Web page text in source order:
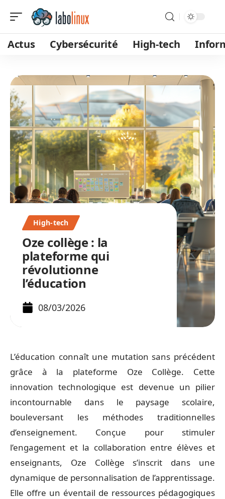
Actus Cybersécurité High-tech
High-tech
Oze collège : la
plateforme qui
révolutionne
l’éducation
08/03/2026
L’éducation connaît une mutation sans précédent
grâce à la plateforme Oze Collège. Cette
innovation technologique est devenue un pilier
incontournable dans le paysage scolaire,
bouleversant les méthodes traditionnelles
d’enseignement. Conçue pour stimuler
l’engagement et la collaboration entre élèves et
enseignants, Oze Collège s’inscrit dans une
dynamique de personnalisation de l’apprentissage.
Elle offre un éventail de ressources pédagogiques